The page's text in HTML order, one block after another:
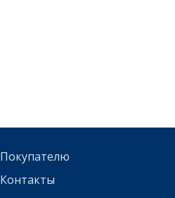
Покупателю
Контакты